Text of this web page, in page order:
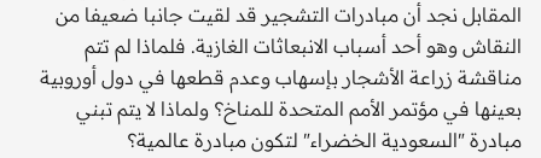
المقابل نجد أن مبادرات التشجير قد لقيت جانبا ضعيفا من
النقاش وهو أحد أسباب الانبعاثات الغازية. فلماذا لم تتم
مناقشة زراعة الأشجار بإسهاب وعدم قطعها في دول أوروبية
بعينها في مؤتمر الأمم المتحدة للمناخ؟ ولماذا لا يتم تبني
مبادرة "السعودية الخضراء" لتكون مبادرة عالمية؟